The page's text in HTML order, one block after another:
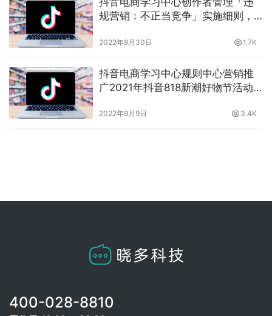
规营销：不正当竞争」实施细则，
争？晓多给你介绍
2022年8月30日 1.7K
抖音电商学习中心规则中心营销推
广2021年抖音818新潮好物节活动
晓多告诉你
2022年9月9日 3.4K
400-028-8810